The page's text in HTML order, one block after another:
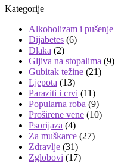
Kategorije
Alkoholizam i pušenje
Dijabetes (6)
Dlaka (2)
Gljiva na stopalima (9)
Gubitak težine (21)
Ljepota (13)
Paraziti i crvi (11)
Popularna roba (9)
Proširene vene (10)
Psorijaza (4)
Za muškarce (27)
Zdravlje (31)
Zglobovi (17)